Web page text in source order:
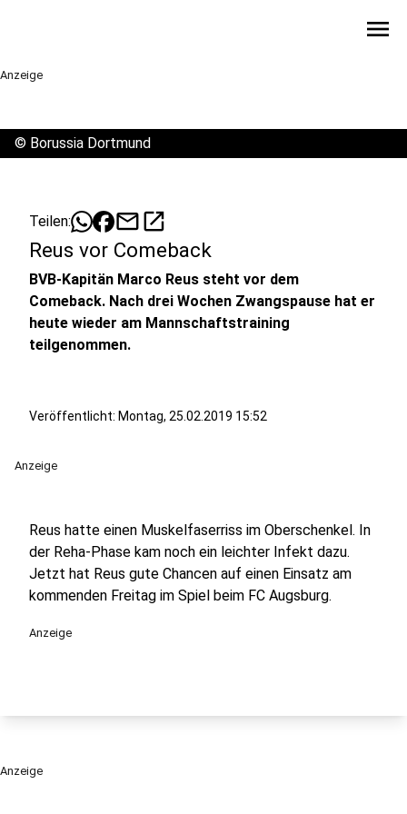
menu
Anzeige
© Borussia Dortmund
Teilen: mailopen_in_new
Reus vor Comeback
BVB-Kapitän Marco Reus steht vor dem
Comeback. Nach drei Wochen Zwangspause hat er
heute wieder am Mannschaftstraining
teilgenommen.
Veröffentlicht: Montag, 25.02.2019 15:52
Anzeige
Reus hatte einen Muskelfaserriss im Oberschenkel. In
der Reha-Phase kam noch ein leichter Infekt dazu.
Jetzt hat Reus gute Chancen auf einen Einsatz am
kommenden Freitag im Spiel beim FC Augsburg.
Anzeige
Anzeige